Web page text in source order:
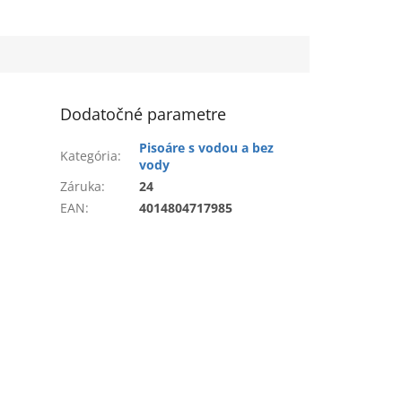
Dodatočné parametre
Kategória:
Pisoáre s vodou a bez
vody
Záruka:
24
EAN: 4014804717985